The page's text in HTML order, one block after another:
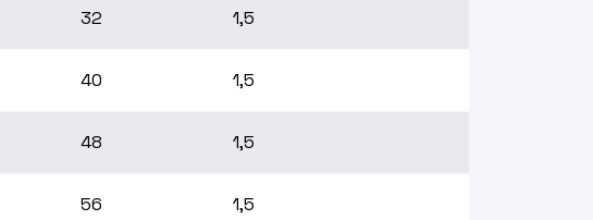
32 1,5
40 1,5
48 1,5
56 1,5